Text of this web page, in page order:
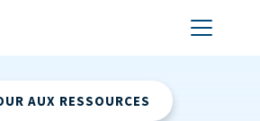
AUX RESSOURCES